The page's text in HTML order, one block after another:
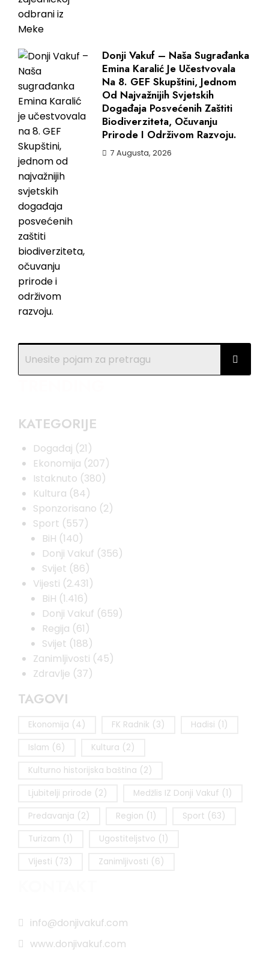
Donji Vakuf – Naša Sugrađanka
Emina Karalić Je Učestvovala
Na 8. GEF Skupštini, Jednom
Od Najvažnijih Svjetskih
Događaja Posvećenih Zaštiti
Biodiverziteta, Očuvanju
Prirode I Održivom Razvoju.
7 Augusta, 2026
KATEGORIJE
Događaj (21)
Ekonomija (207)
Istaknuto (380)
Kultura (84)
Sponzorisano (2)
Sport (557)
BiH (140)
Donji Vakuf (356)
Svijet (86)
Vijesti (2.431)
BiH (1.416)
Donji Vakuf (659)
Regija (61)
Svijet (188)
Zanimljivosti (45)
Zdravlje (37)
TAGOVI
Ekonomija (4) FK Radnik (3) Hadisi (1)
Islam (6) Kultura (2)
Kulturno historijska baština (2)
Ljubitelji prirode (2) Medžlis IZ Donji Vakuf (1)
Predavanja (2) Region (1) Sport (63)
Turizam (1) Ugostiteljstvo (1)
Vijesti (73) Zanimljivosti (6)
info@donjivakuf.com
www.donjivakuf.com